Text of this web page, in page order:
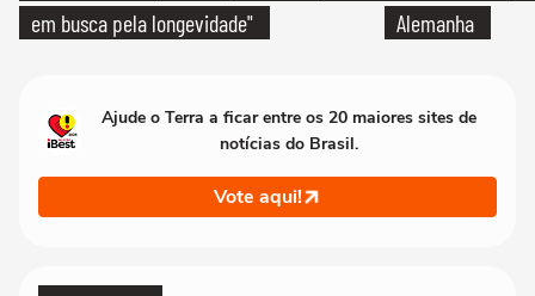
em busca pela longevidade"
Alemanha
Ajude o Terra a ficar entre os 20 maiores sites de
notícias do Brasil.
Vote aqui!